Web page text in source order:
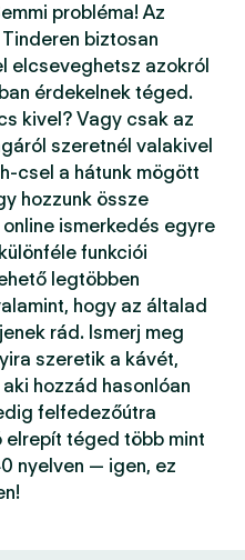
probléma! Az
biztosan
elcseveghetsz azokról
érdekelnek téged.
kivel? Vagy csak az
szeretnél valakivel
csel a hátunk mögött
hozzunk össze
ismerkedés egyre
funkciói
legtöbben
hogy az általad
rád. Ismerj meg
szeretik a kávét,
hozzád hasonlóan
felfedezőútra
elrepít téged több mint
nyelven — igen, ez